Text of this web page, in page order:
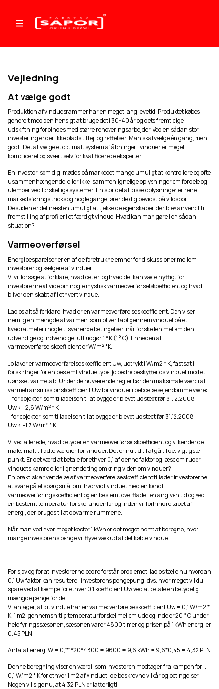
Vejledning
At vælge godt
Produktion af vinduesrammer har en meget lang levetid. Produktet købes
generelt med den hensigt at bruge det i 30-40 år og dets fremtidige
udskiftning forbindes med større renoveringsarbejder. Ved en sådan stor
investering er der ikke plads til fejl og rettelser. Man skal vælge én gang, men
godt. Det at vælge et optimalt system af åbninger i vinduer er meget
kompliceret og svært selv for kvalificerede eksperter.
En investor, som dig, mødes på markedet mange umuligt at kontrollere og ofte
usammenhængende, eller ikke-sammenlignelige oplysninger om fordele og
ulemper ved forskellige systemer. En stor del af disse oplysninger er rene
markedsførings tricks og nogle gange fører de dig bevidst på vildspor.
Desuden er det næsten umuligt at tjekke de egenskaber, der blev anvendt til
fremstilling af profiler i et færdigt vindue. Hvad kan man gøre i en sådan
situation?
Varmeoverførsel
Energibesparelser er en af ​​de foretrukne emner for diskussioner mellem
investorer og sælgere af vinduer.
Vi vil forsøge at forklare, hvad det er, og hvad det kan være nyttigt for
investorerne at vide om nogle mystisk varmeoverførselskoefficient og hvad
bliver den skabt af i ethvert vindue.
Lad os altså forklare, hvad er en varmeoverførelseskoefficient. Den viser
nemlig en mængde af varmen, som bliver tabt gennem vinduet på ét
kvadratmeter i nogle tilsvarende betingelser, når forskellen mellem den
udvendige og indvendige luft udgør 1 * K (1 ° C). Enheden af
varmeoverførselskoefficient er W/m2*K.
Jo laver er varmeoverførelseskoefficient Uw, udtrykt i W/m2 * K, fastsat i
forskninger for en bestemt vindue type, jo bedre beskytter os vinduet mod et
uønsket varmetab. Under de nuværende regler bør den maksimale værdi af
varmetransmissionskoefficient Uw for vinduer i beboelsesejendomme være:
- for objekter, som tilladelsen til at bygge er blevet udstedt før 31.12.2008
Uw < -2,6 W/m2* K
- for objekter, som tilladelsen til at bygge er blevet udstedt før 31.12.2008
Uw < -1,7 W/m2* K
Vi ved allerede, hvad betyder en varmeoverførselskoefficient og vi kender de
maksimalt tilladte værdier for vinduer. Det er nu tid til at gå til det vigtigste
punkt. Er det værd at betale for ethver 0,1 af denne faktor og læse om ruder,
vinduets kamre eller lignende ting omkring viden om vinduer?
En praktisk anvendelse af varmeoverførelseskoefficient tillader investorerne
at svare på et spørgsmål om, hvorvidt vinduet med en kendt
varmeoverføringskoefficient og en bestemt overflade i en angiven tid og ved
en bestemt temperatur forskel undenfor og inden vil forhindre tabet af
energi, der bruges til at opvarme rummene.
Når man ved hvor meget koster 1 kWh er det meget nemt at beregne, hvor
mange investorens penge vil flyve væk ud af det købte vindue.
For sjov og for at investorerne bedre forstår problemet, lad os tælle nu hvordan
0,1 Uw faktor kan resultere i investorens pengepung, dvs. hvor meget vil du
spare ved at kæmpe for ethver 0,1 koefficient Uw ved at betale en betydelig
mængde penge for det.
Vi antager, at dit vindue har en varmeoverførelseskoefficient Uw = 0,1 W/m2 *
K, 1 m2, gennemsnitlig temperaturforskel mellem ude og inde er 20 ° C under
hele fyringssæsonen, sæsonen varer 4800 timer og prisen på 1 kWh energi er
0,45 PLN.
Antal af energi W = 0,1*1*20*4800 = 9600 = 9,6 kWh = 9,6*0,45 = 4,32 PLN
Denne beregning viser en værdi, som investoren modtager fra kampen for ...
0,1 W/m2 * K for ethver 1 m2 af vinduet i de beskrevne vilkår og betingelser.
Nogen vil sige nu, at 4,32 PLN er latterligt!